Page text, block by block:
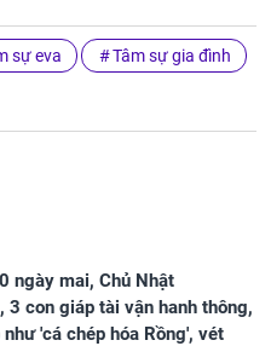
sự eva Tâm sự gia đình
ngày mai, Chủ Nhật
con giáp tài vận hanh thông,
'cá chép hóa Rồng', vét